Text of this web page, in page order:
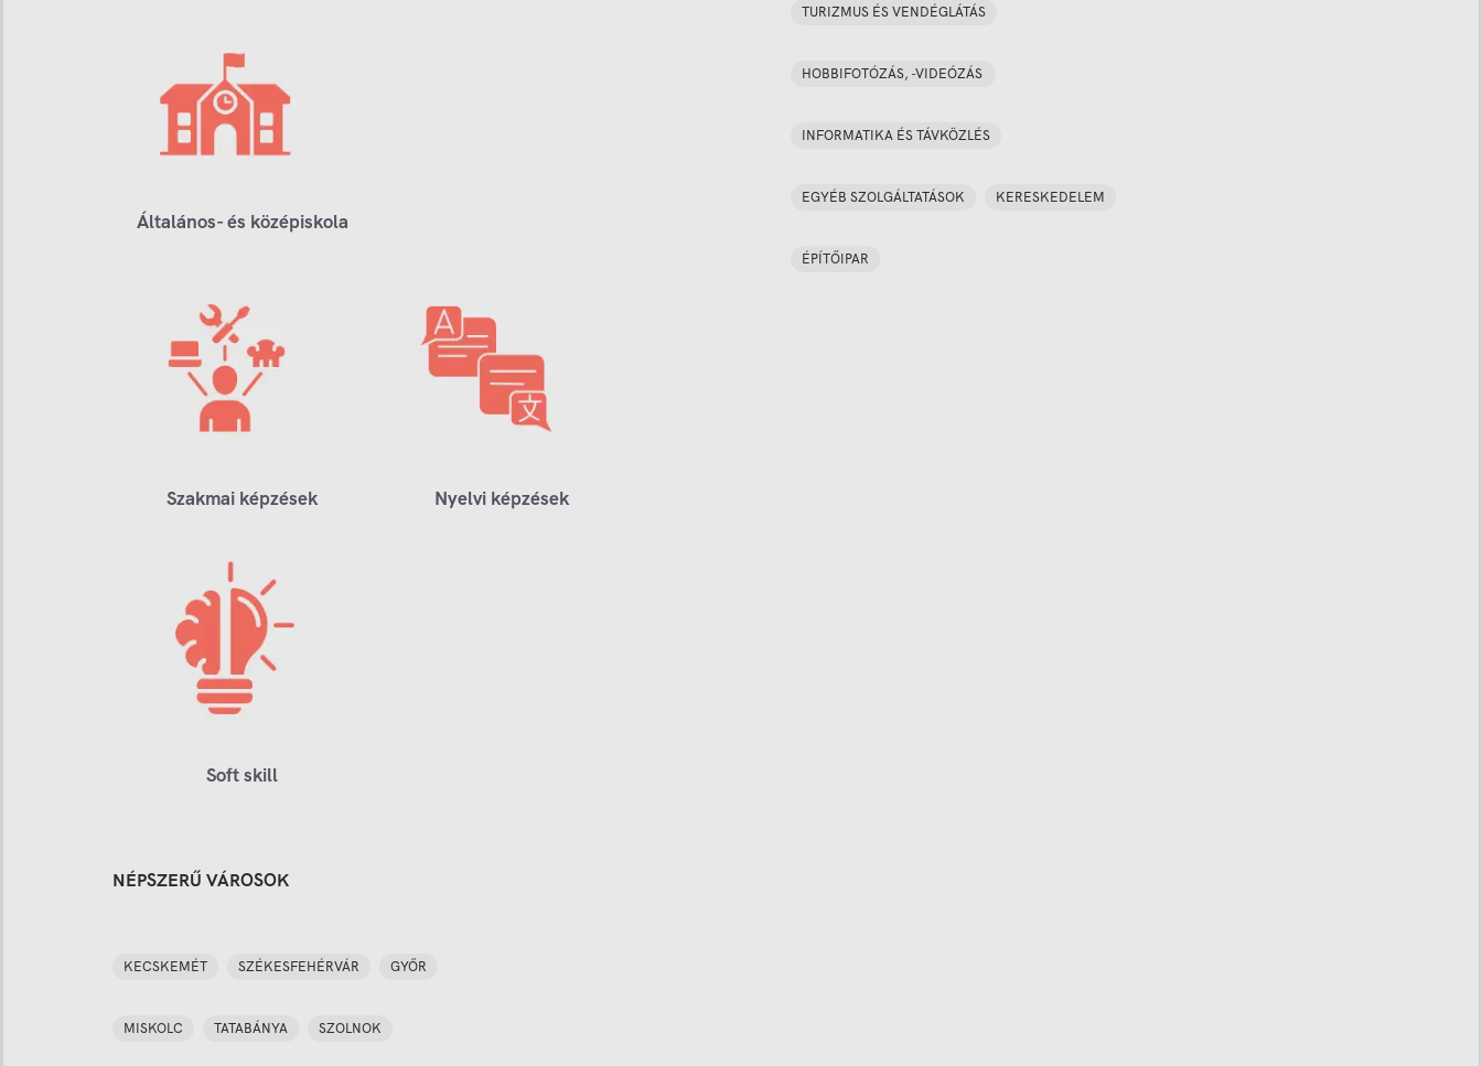
Általános- és középiskola
Szakmai képzések Nyelvi képzések
Soft skill
TURIZMUS ÉS VENDÉGLÁTÁS
HOBBIFOTÓZÁS, -VIDEÓZÁS
INFORMATIKA ÉS TÁVKÖZLÉS
EGYÉB SZOLGÁLTATÁSOK KERESKEDELEM
ÉPÍTŐIPAR
NÉPSZERŰ VÁROSOK
KECSKEMÉT SZÉKESFEHÉRVÁR GYŐR
MISKOLC TATABÁNYA SZOLNOK